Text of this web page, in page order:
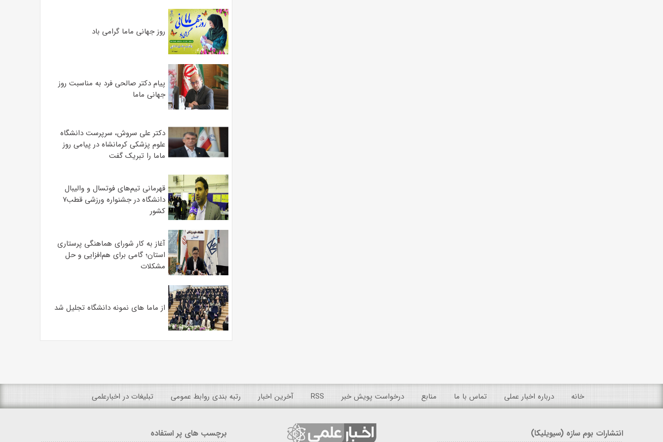
روز جهانی ماما گرامی باد
پیام دکتر صالحی فرد به مناسبت روز
جهانی ماما
دکتر علی سروش، سرپرست دانشگاه
علوم پزشکی کرمانشاه در پیامی روز
ماما را تبریک گفت
قهرمانی تیم‌های فوتسال و والیبال
دانشگاه در جشنواره ورزشی قطب۷
کشور
آغاز به کار شورای هماهنگی پرستاری
استان؛ گامی برای هم‌افزایی و حل
مشکلات
از ماما های نمونه دانشگاه تجلیل شد
خانه درباره اخبار عملی تماس با ما منابع درخواست پویش خبر RSS آخرین اخبار رتبه بندی روابط عمومی تبلیغات در اخبارعلمی
انتشارات بوم سازه (سیویلیکا) برچسب های پر استفاده